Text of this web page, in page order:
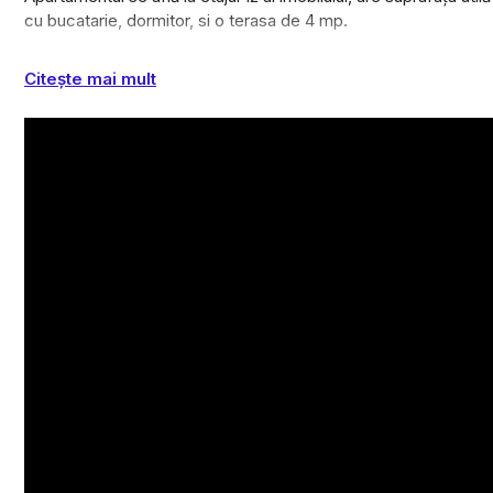
cu bucatarie, dormitor, si o terasa de 4 mp.
Citește mai mult